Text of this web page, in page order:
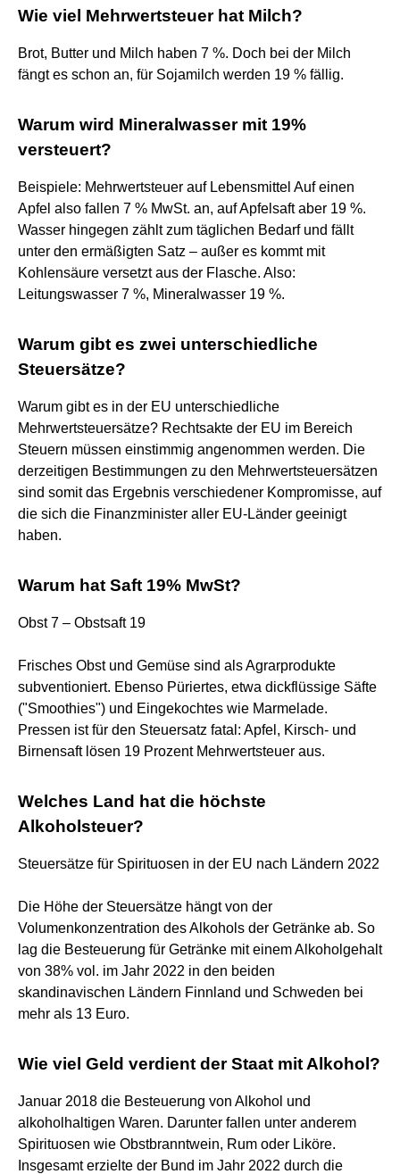
Wie viel Mehrwertsteuer hat Milch?
Brot, Butter und Milch haben 7 %. Doch bei der Milch
fängt es schon an, für Sojamilch werden 19 % fällig.
Warum wird Mineralwasser mit 19%
versteuert?
Beispiele: Mehrwertsteuer auf Lebensmittel Auf einen
Apfel also fallen 7 % MwSt. an, auf Apfelsaft aber 19 %.
Wasser hingegen zählt zum täglichen Bedarf und fällt
unter den ermäßigten Satz – außer es kommt mit
Kohlensäure versetzt aus der Flasche. Also:
Leitungswasser 7 %, Mineralwasser 19 %.
Warum gibt es zwei unterschiedliche
Steuersätze?
Warum gibt es in der EU unterschiedliche
Mehrwertsteuersätze? Rechtsakte der EU im Bereich
Steuern müssen einstimmig angenommen werden. Die
derzeitigen Bestimmungen zu den Mehrwertsteuersätzen
sind somit das Ergebnis verschiedener Kompromisse, auf
die sich die Finanzminister aller EU-Länder geeinigt
haben.
Warum hat Saft 19% MwSt?
Obst 7 – Obstsaft 19
Frisches Obst und Gemüse sind als Agrarprodukte
subventioniert. Ebenso Püriertes, etwa dickflüssige Säfte
("Smoothies") und Eingekochtes wie Marmelade.
Pressen ist für den Steuersatz fatal: Apfel, Kirsch- und
Birnensaft lösen 19 Prozent Mehrwertsteuer aus.
Welches Land hat die höchste
Alkoholsteuer?
Steuersätze für Spirituosen in der EU nach Ländern 2022
Die Höhe der Steuersätze hängt von der
Volumenkonzentration des Alkohols der Getränke ab. So
lag die Besteuerung für Getränke mit einem Alkoholgehalt
von 38% vol. im Jahr 2022 in den beiden
skandinavischen Ländern Finnland und Schweden bei
mehr als 13 Euro.
Wie viel Geld verdient der Staat mit Alkohol?
Januar 2018 die Besteuerung von Alkohol und
alkoholhaltigen Waren. Darunter fallen unter anderem
Spirituosen wie Obstbranntwein, Rum oder Liköre.
Insgesamt erzielte der Bund im Jahr 2022 durch die